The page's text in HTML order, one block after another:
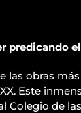
predicando
las obras
Este
de